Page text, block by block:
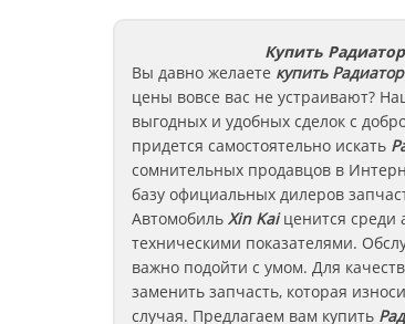
Купить
Вы давно желаете купить
цены вовсе вас не устраивают?
выгодных и удобных сделок с
придется самостоятельно искать
сомнительных продавцов в
базу официальных дилеров
Автомобиль Xin Kai ценится среди
техническими показателями.
важно подойти с умом. Для
заменить запчасть, которая
случая. Предлагаем вам купить